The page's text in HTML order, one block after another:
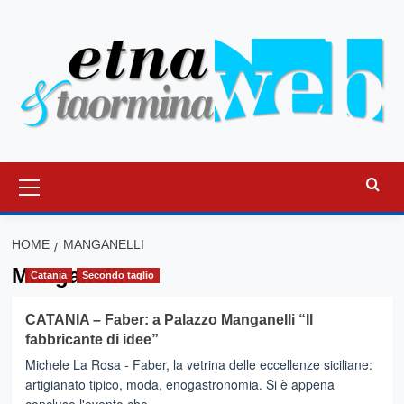
principale
HOME MANGANELLI
Manganelli
Catania Secondo taglio
CATANIA – Faber: a Palazzo Manganelli “Il
fabbricante di idee”
Michele La Rosa - Faber, la vetrina delle eccellenze siciliane:
artigianato tipico, moda, enogastronomia. Si è appena